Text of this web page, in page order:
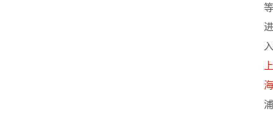
等
进
入
上
海
浦